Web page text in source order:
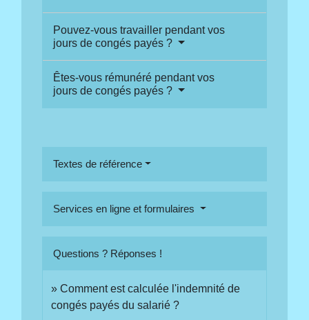
Pouvez-vous travailler pendant vos
jours de congés payés ?
Êtes-vous rémunéré pendant vos
jours de congés payés ?
Textes de référence
Services en ligne et formulaires
Questions ? Réponses !
Comment est calculée l'indemnité de
congés payés du salarié ?